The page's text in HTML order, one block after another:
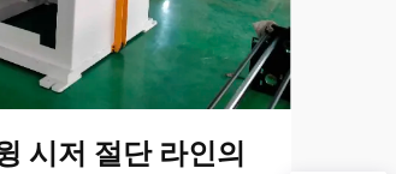
시저 절단 라인의